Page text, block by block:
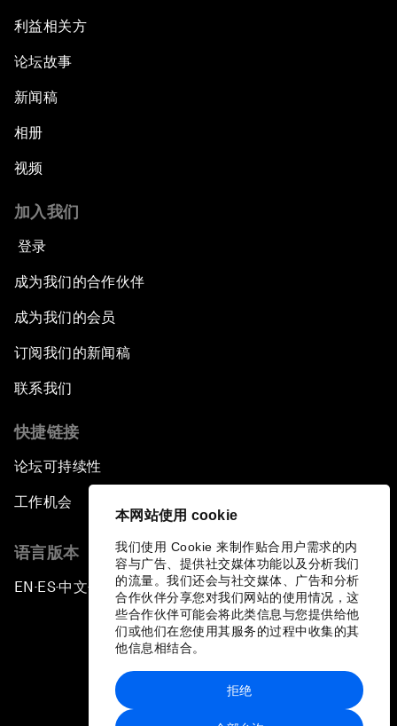
本网站使用 cookie
我们使用 Cookie 来制作贴合用户需求的内
容与广告、提供社交媒体功能以及分析我们
的流量。我们还会与社交媒体、广告和分析
合作伙伴分享您对我们网站的使用情况，这
些合作伙伴可能会将此类信息与您提供给他
们或他们在您使用其服务的过程中收集的其
他信息相结合。
拒绝
利益相关方
论坛故事
新闻稿
相册
视频
加入我们
登录
成为我们的合作伙伴
成为我们的会员
订阅我们的新闻稿
联系我们
快捷链接
论坛可持续性
工作机会
语言版本
EN ▪ES▪中文▪ 日本語